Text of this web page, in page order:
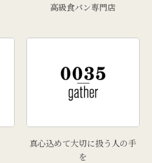
高級食パン専門店
真心込めて大切に扱う人の手
を